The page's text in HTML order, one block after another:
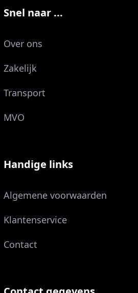
Snel naar ...
Over ons
Zakelijk
Transport
MVO
Handige links
Algemene voorwaarden
Klantenservice
Contact